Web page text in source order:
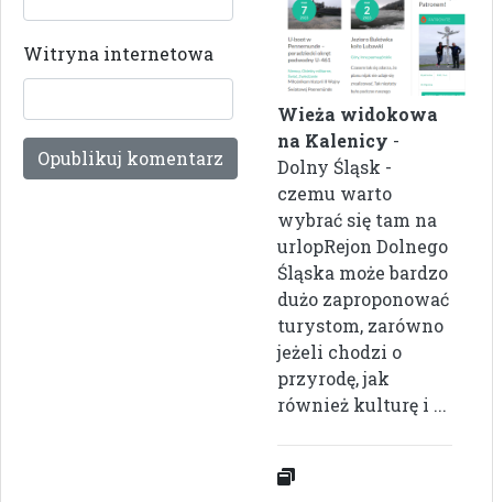
Witryna internetowa
Wieża widokowa
na Kalenicy -
Dolny Śląsk -
czemu warto
wybrać się tam na
urlopRejon Dolnego
Śląska może bardzo
dużo zaproponować
turystom, zarówno
jeżeli chodzi o
przyrodę, jak
również kulturę i ...